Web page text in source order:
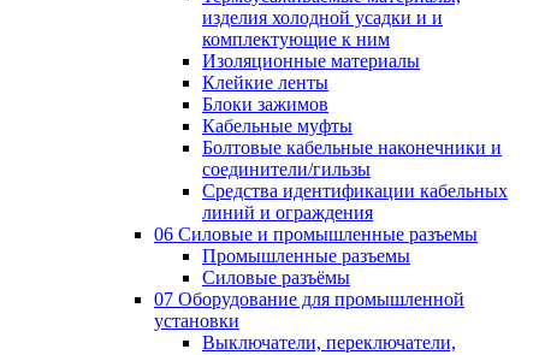
изделия холодной усадки и и
комплектующие к ним
Изоляционные материалы
Клейкие ленты
Блоки зажимов
Кабельные муфты
Болтовые кабельные наконечники и
соединители/гильзы
Средства идентификации кабельных
линий и ограждения
06 Силовые и промышленные разъемы
Промышленные разъемы
Силовые разъёмы
07 Оборудование для промышленной
установки
Выключатели, переключатели,